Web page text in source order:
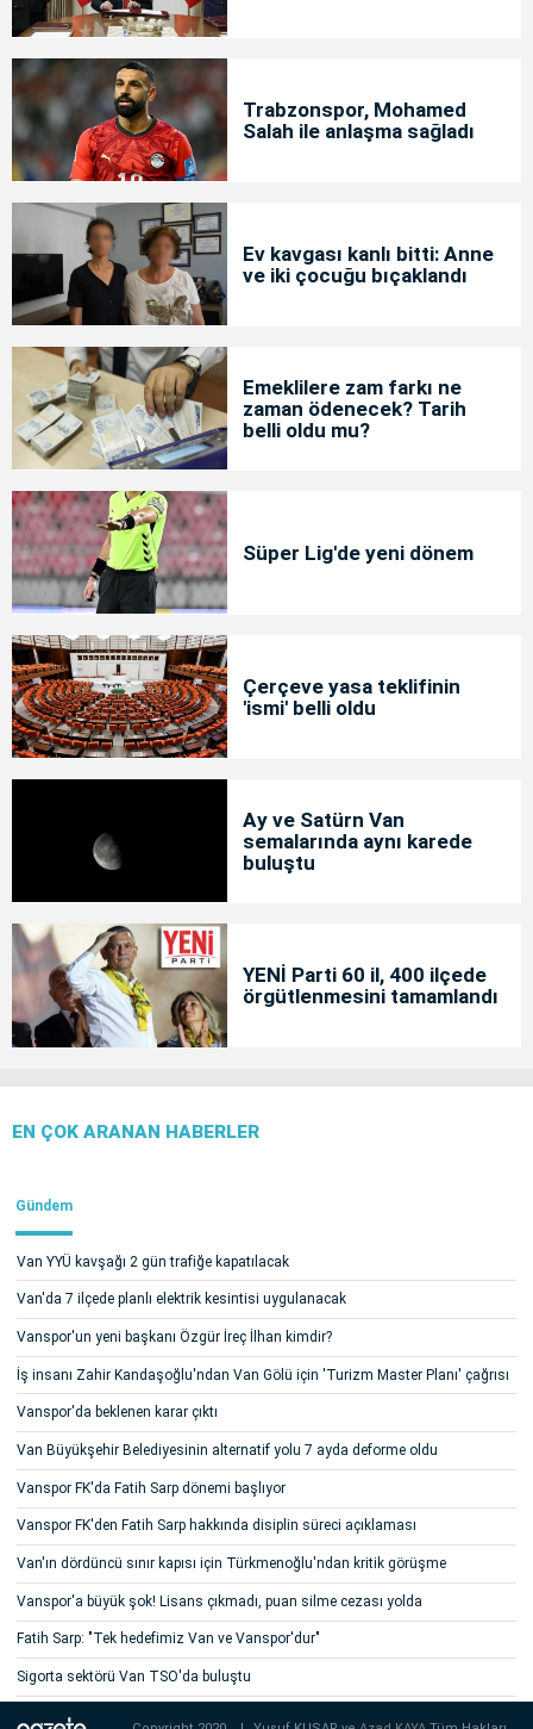
Trabzonspor, Mohamed
Salah ile anlaşma sağladı
Ev kavgası kanlı bitti: Anne
ve iki çocuğu bıçaklandı
Emeklilere zam farkı ne
zaman ödenecek? Tarih
belli oldu mu?
Süper Lig'de yeni dönem
Çerçeve yasa teklifinin
'ismi' belli oldu
Ay ve Satürn Van
semalarında aynı karede
buluştu
YENİ Parti 60 il, 400 ilçede
örgütlenmesini tamamlandı
EN ÇOK ARANAN HABERLER
Gündem
Van YYÜ kavşağı 2 gün trafiğe kapatılacak
Van'da 7 ilçede planlı elektrik kesintisi uygulanacak
Vanspor'un yeni başkanı Özgür İreç İlhan kimdir?
İş insanı Zahir Kandaşoğlu'ndan Van Gölü için 'Turizm Master Planı' çağrısı
Vanspor'da beklenen karar çıktı
Van Büyükşehir Belediyesinin alternatif yolu 7 ayda deforme oldu
Vanspor FK'da Fatih Sarp dönemi başlıyor
Vanspor FK'den Fatih Sarp hakkında disiplin süreci açıklaması
Van'ın dördüncü sınır kapısı için Türkmenoğlu'ndan kritik görüşme
Vanspor'a büyük şok! Lisans çıkmadı, puan silme cezası yolda
Fatih Sarp: "Tek hedefimiz Van ve Vanspor'dur"
Sigorta sektörü Van TSO'da buluştu